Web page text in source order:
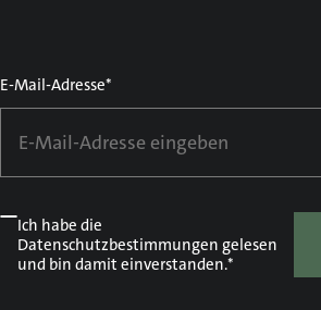
E-Mail-Adresse*
Ich habe die
Datenschutzbestimmungen gelesen
und bin damit einverstanden.*